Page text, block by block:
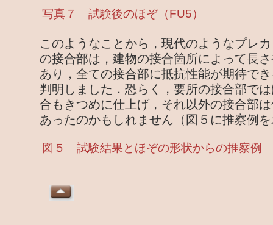
写真７ 試験後のほぞ（FU5）
このようなことから，現代のようなプレ
の接合部は，建物の接合箇所によって長
あり，全ての接合部に抵抗性能が期待で
判明しました．恐らく，要所の接合部で
合もきつめに仕上げ，それ以外の接合部
あったのかもしれません（図５に推察例
図５ 試験結果とほぞの形状からの推察例